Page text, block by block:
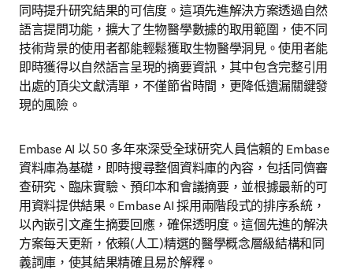
同時提升研究結果的可信度 。 這項先進解決方案透過自然
語言提問功能，擴大了生物醫學數據的取用範圍，使不同
技術背景的使用者都能輕鬆獲取生物醫學洞見。使用者能
即時獲得以自然語言呈現的摘要資訊，其中包含完整引用
出處的頂尖文獻清單，不僅節省時間，更降低遺漏關鍵發
現的風險。
Embase AI 以 50 多年來深受全球研究人員信賴的 Embase
資料庫為基礎，即時搜尋整個資料庫的內容，包括同儕審
查研究、臨床實驗、預印本和會議摘要，並根據最新的可
用資料提供結果。Embase AI 採用兩階段式的排序系統，
以內嵌引文產生摘要回應，確保透明度。這個先進的解決
方案每天更新， 依賴(人工)精選的醫學概念層級結構和同
義詞庫，使其結果精確且易於解釋。